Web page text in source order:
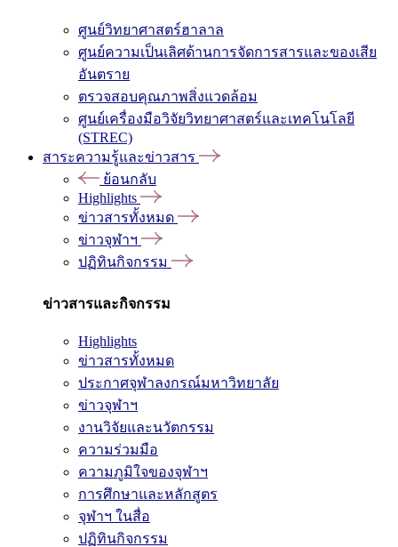
ศูนย์วิทยาศาสตร์ฮาลาล
ศูนย์ความเป็นเลิศด้านการจัดการสารและของเสีย
อันตราย
ตรวจสอบคุณภาพสิ่งแวดล้อม
ศูนย์เครื่องมือวิจัยวิทยาศาสตร์และเทคโนโลยี
(STREC)
สาระความรู้และข่าวสาร
ย้อนกลับ
Highlights
ข่าวสารทั้งหมด
ข่าวจุฬาฯ
ปฏิทินกิจกรรม
ข่าวสารและกิจกรรม
Highlights
ข่าวสารทั้งหมด
ประกาศจุฬาลงกรณ์มหาวิทยาลัย
ข่าวจุฬาฯ
งานวิจัยและนวัตกรรม
ความร่วมมือ
ความภูมิใจของจุฬาฯ
การศึกษาและหลักสูตร
จุฬาฯ ในสื่อ
ปฏิทินกิจกรรม